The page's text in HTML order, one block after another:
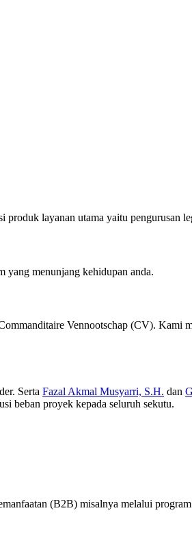
produk layanan utama yaitu pengurusan
yang menunjang kehidupan anda.
Vennootschap (CV). Kami
Serta Fazal Akmal Musyarri, S.H. dan
beban proyek kepada seluruh sekutu.
(B2B) misalnya melalui